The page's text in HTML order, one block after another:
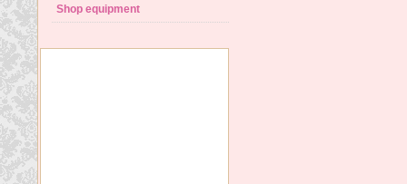
Shop equipment